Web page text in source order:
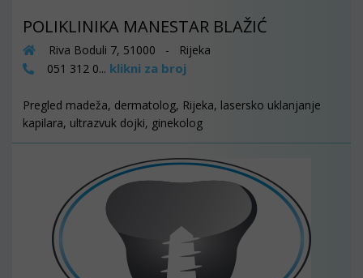
POLIKLINIKA MANESTAR BLAŽIĆ
Riva Boduli 7, 51000 - Rijeka
051 312 0... klikni za broj
Pregled madeža, dermatolog, Rijeka, lasersko uklanjanje
kapilara, ultrazvuk dojki, ginekolog